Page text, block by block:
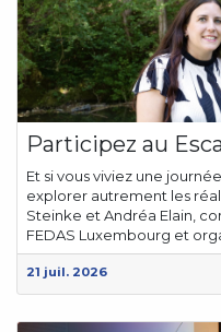
Participez au
Et si vous viviez une
explorer autrement les
Steinke et Andréa Elain,
FEDAS Luxembourg et
21 juil. 2026